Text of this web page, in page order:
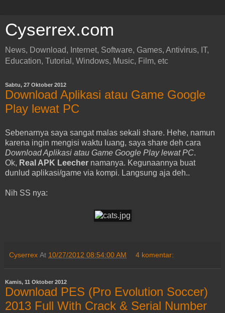
Cyserrex.com
News, Download, Internet, Software, Games, Antivirus, IT,
Education, Tutorial, Windows, Music, Film, etc
Sabtu, 27 Oktober 2012
Download Aplikasi atau Game Google
Play lewat PC
Sebenarnya saya sangat malas sekali share. Hehe, namun
karena ingin mengisi waktu luang, saya share deh cara
Download Aplikasi atau Game Google Play lewat PC.
Ok, Real APK Leecher namanya. Kegunaannya buat
dunlud aplikasi/game via kompi. Langsung aja deh..
Nih SS nya:
Cyserrex At 10/27/2012 08:54:00 AM 4 komentar:
Kamis, 11 Oktober 2012
Download PES (Pro Evolution Soccer)
2013 Full With Crack & Serial Number